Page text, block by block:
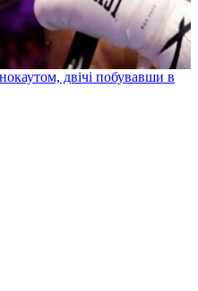
двічі побувавши в